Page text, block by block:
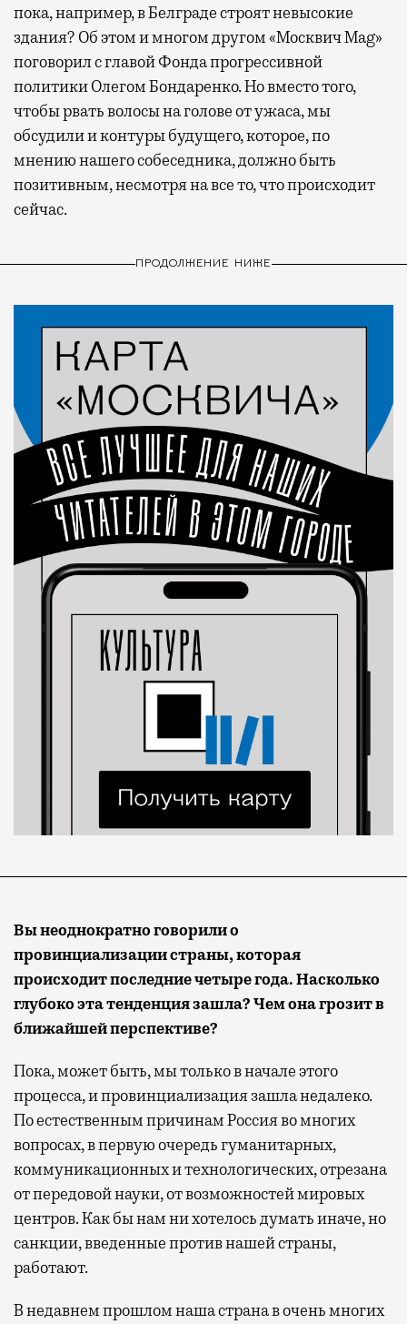
пока, например, в Белграде строят невысокие
здания? Об этом и многом другом «Москвич Mag»
поговорил с главой Фонда прогрессивной
политики Олегом Бондаренко. Но вместо того,
чтобы рвать волосы на голове от ужаса, мы
обсудили и контуры будущего, которое, по
мнению нашего собеседника, должно быть
позитивным, несмотря на все то, что происходит
сейчас.
ПРОДОЛЖЕНИЕ НИЖЕ
Вы неоднократно говорили о
провинциализации страны, которая
происходит последние четыре года. Насколько
глубоко эта тенденция зашла? Чем она грозит в
ближайшей перспективе?
Пока, может быть, мы только в начале этого
процесса, и провинциализация зашла недалеко.
По естественным причинам Россия во многих
вопросах, в первую очередь гуманитарных,
коммуникационных и технологических, отрезана
от передовой науки, от возможностей мировых
центров. Как бы нам ни хотелось думать иначе, но
санкции, введенные против нашей страны,
работают.
В недавнем прошлом наша страна в очень многих